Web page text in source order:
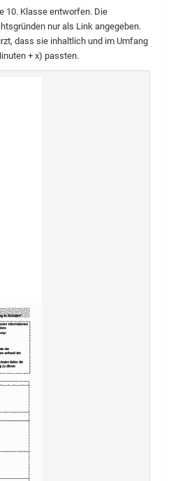
10. Klasse entworfen. Die
nur als Link angegeben.
dass sie inhaltlich und im Umfang
+ x) passten.